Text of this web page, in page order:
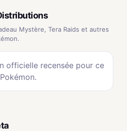
Mystère, Tera Raids et autres
officielle recensée pour ce
Pokémon.